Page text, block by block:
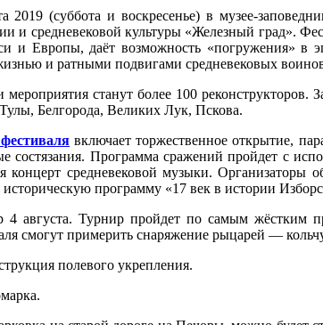
2019 (суббота и воскресенье) в музее-
и средневековой культуры «Железный град».
и Европы, даёт возможность «погружения» в
и ратными подвигами средневековых
мероприятия станут более 100
Белгорода, Великих Лук, Пскова.
включает торжественное открытие,
Программа сражений пройдет с
концерт средневековой музыки.
программу «17 век в истории
4 августа. Турнир пройдет по самым
смогут примерить снаряжение рыцарей —
полевого укрепления.